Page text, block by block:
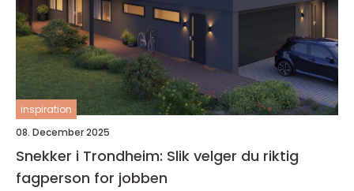
inspiration
08. December 2025
Snekker i Trondheim: Slik velger du riktig
fagperson for jobben